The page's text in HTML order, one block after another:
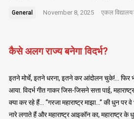
General November 8, 2025 एकल विद्यालय
कैसे अलग राज्य बनेगा विदर्भ?
इतने मोर्चे, इतने धरना, इतने कर आंदोलन चुके!… फिर
आया. विदर्भ गीत गाकर जिस-जिसने सत्ता पाई, महाराष्ट्र
क्या कर रहे हैं… “गरजा महाराष्ट्र माझा…” की धुन पर
नारे लगाते हैं और महाराष्ट्र आइकॉन का, महाराष्ट्र के